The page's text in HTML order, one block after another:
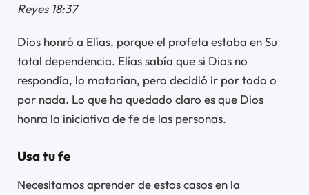
Reyes 18:37
Dios honró a Elías, porque el profeta estaba en Su
total dependencia. Elías sabía que si Dios no
respondía, lo matarían, pero decidió ir por todo o
por nada. Lo que ha quedado claro es que Dios
honra la iniciativa de fe de las personas.
Usa tu fe
Necesitamos aprender de estos casos en la